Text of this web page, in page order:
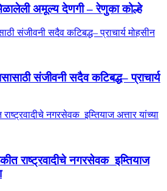
अमूल्य देणगी – रेणुका कोल्हे
संजीवनी सदैव कटिबद्ध– प्राचार्य मोहसीन
संजीवनी सदैव कटिबद्ध– प्राचार्य
नगरसेवक इम्तियाज अत्तार यांच्या
राष्ट्रवादीचे नगरसेवक इम्तियाज